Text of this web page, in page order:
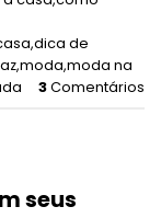
,dica de
,moda,moda na
3Comentários
seus